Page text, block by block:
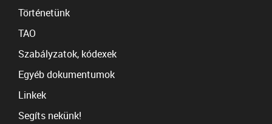
Történetünk
TAO
Szabályzatok, kódexek
Egyéb dokumentumok
Linkek
Segíts nekünk!